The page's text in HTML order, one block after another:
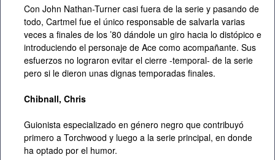
Con John Nathan-Turner casi fuera de la serie y pasando de
todo, Cartmel fue el único responsable de salvarla varias
veces a finales de los ’80 dándole un giro hacia lo distópico e
introduciendo el personaje de Ace como acompañante. Sus
esfuerzos no lograron evitar el cierre -temporal- de la serie
pero si le dieron unas dignas temporadas finales.
Chibnall, Chris
Guionista especializado en género negro que contribuyó
primero a Torchwood y luego a la serie principal, en donde
ha optado por el humor.